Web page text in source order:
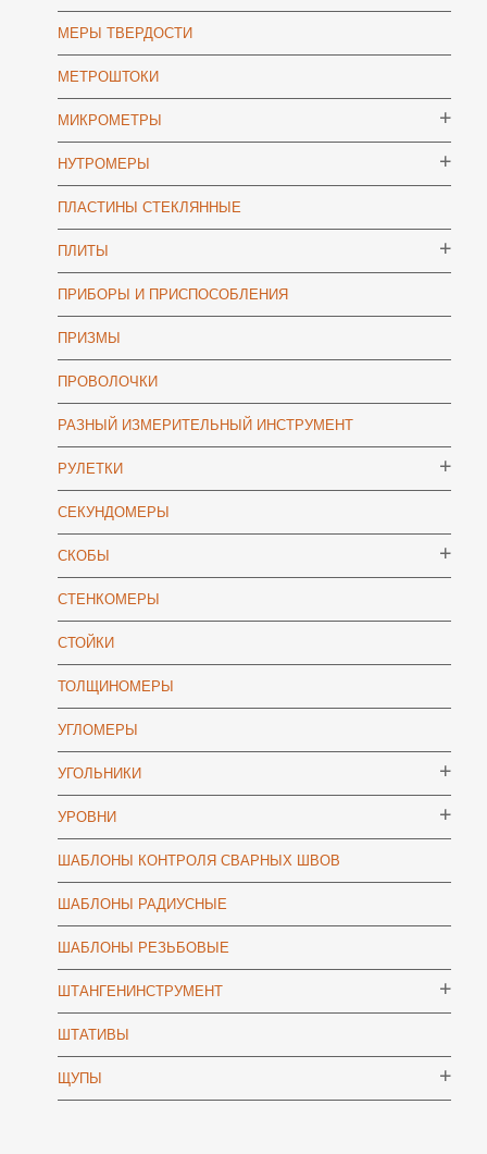
МЕРЫ ТВЕРДОСТИ
МЕТРОШТОКИ
МИКРОМЕТРЫ
НУТРОМЕРЫ
ПЛАСТИНЫ СТЕКЛЯННЫЕ
ПЛИТЫ
ПРИБОРЫ И ПРИСПОСОБЛЕНИЯ
ПРИЗМЫ
ПРОВОЛОЧКИ
РАЗНЫЙ ИЗМЕРИТЕЛЬНЫЙ ИНСТРУМЕНТ
РУЛЕТКИ
СЕКУНДОМЕРЫ
СКОБЫ
СТЕНКОМЕРЫ
СТОЙКИ
ТОЛЩИНОМЕРЫ
УГЛОМЕРЫ
УГОЛЬНИКИ
УРОВНИ
ШАБЛОНЫ КОНТРОЛЯ СВАРНЫХ ШВОВ
ШАБЛОНЫ РАДИУСНЫЕ
ШАБЛОНЫ РЕЗЬБОВЫЕ
ШТАНГЕНИНСТРУМЕНТ
ШТАТИВЫ
ЩУПЫ